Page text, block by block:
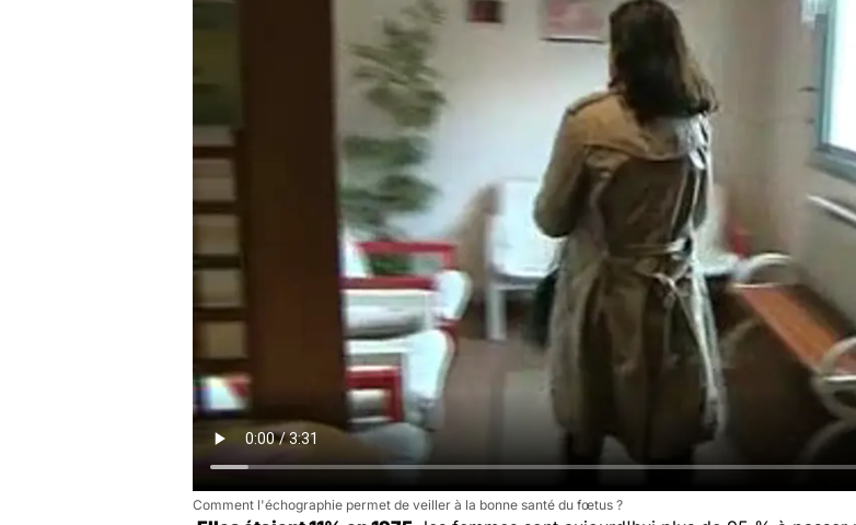
Comment l'échographie permet de veiller à la bonne santé du fœtus ?